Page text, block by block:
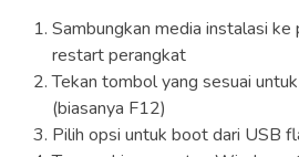
Sambungkan media instalasi
restart perangkat
Tekan tombol yang sesuai
(biasanya F12)
Pilih opsi untuk boot dari USB